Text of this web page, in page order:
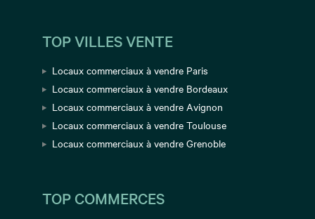
TOP VILLES VENTE
Locaux commerciaux à vendre Paris
Locaux commerciaux à vendre Bordeaux
Locaux commerciaux à vendre Avignon
Locaux commerciaux à vendre Toulouse
Locaux commerciaux à vendre Grenoble
TOP COMMERCES